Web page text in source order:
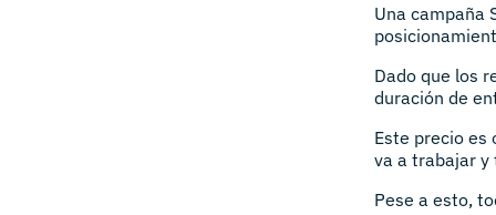
Una campaña
Dado que los
duración de
Este precio es
va a trabajar y
Pese a esto,